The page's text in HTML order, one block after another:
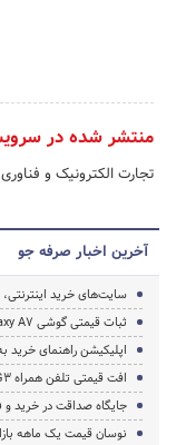
منتشر شده در
تجارت الکترونیک و
آخرین اخبار صرفه جو
سایت‌های خرید
ثبات قیمتی گوشی Samsung Galaxy A7
اپلیکیشن راهنمای خرید
افت قیمتی تلفن همراه LG G3
جایگاه صداقت در خرید
نوسان قیمت یک ماهه